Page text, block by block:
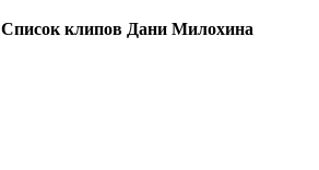
Список клипов Дани Милохина